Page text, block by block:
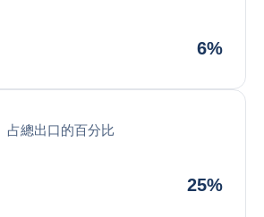
6%
占總出口的百分比
25%